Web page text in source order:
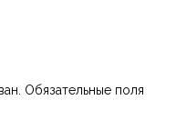
Обязательные поля